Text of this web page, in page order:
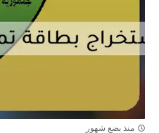
منذ بضع شهور